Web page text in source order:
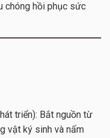
chóng hồi phục sức
triển): Bắt nguồn từ
vật ký sinh và nấm